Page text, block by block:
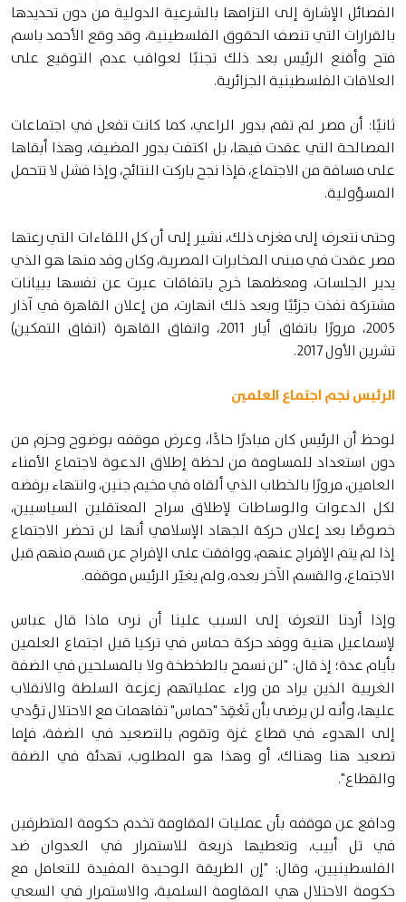
الفصائل الإشارة إلى التزامها بالشرعية الدولية من دون تحديدها
بالقرارات التي تنصف الحقوق الفلسطينية، وقد وقع الأحمد باسم
فتح وأقنع الرئيس بعد ذلك تجنبًا لعواقب عدم التوقيع على
العلاقات الفلسطينية الجزائرية.
ثانيًا: أن مصر لم تقم بدور الراعي، كما كانت تفعل في اجتماعات
المصالحة التي عقدت فيها، بل اكتفت بدور المضيف، وهذا أبقاها
على مسافة من الاجتماع، فإذا نجح باركت النتائج، وإذا فشل لا تتحمل
المسؤولية.
وحتى نتعرف إلى مغزى ذلك، نشير إلى أن كل اللقاءات التي رعتها
مصر عقدت في مبنى المخابرات المصرية، وكان وفد منها هو الذي
يدير الجلسات، ومعظمها خرج باتفاقات عبرت عن نفسها ببيانات
مشتركة نفذت جزئيًا وبعد ذلك انهارت، من إعلان القاهرة في آذار
2005، مرورًا باتفاق أيار 2011، واتفاق القاهرة (اتفاق التمكين)
تشرين الأول 2017.
الرئيس نجم اجتماع العلمين
لوحظ أن الرئيس كان مبادرًا حادًّا، وعرض موقفه بوضوح وحزم من
دون استعداد للمساومة من لحظة إطلاق الدعوة لاجتماع الأمناء
العامين، مرورًا بالخطاب الذي ألقاه في مخيم جنين، وانتهاء برفضه
لكل الدعوات والوساطات لإطلاق سراح المعتقلين السياسيين،
خصوصًا بعد إعلان حركة الجهاد الإسلامي أنها لن تحضر الاجتماع
إذا لم يتم الإفراج عنهم، ووافقت على الإفراج عن قسم منهم قبل
الاجتماع، والقسم الآخر بعده، ولم يغيّر الرئيس موقفه.
وإذا أردنا التعرف إلى السبب علينا أن نرى ماذا قال عباس
لإسماعيل هنية ووفد حركة حماس في تركيا قبل اجتماع العلمين
بأيام عدة؛ إذ قال: "لن نسمح بالطخطخة ولا بالمسلحين في الضفة
الغربية الذين يراد من وراء عملياتهم زعزعة السلطة والانقلاب
عليها، وأنه لن يرضى بأن تَعْقِدَ "حماس" تفاهمات مع الاحتلال تؤدي
إلى الهدوء في قطاع غزة وتقوم بالتصعيد في الضفة، فإما
تصعيد هنا وهناك، أو وهذا هو المطلوب، تهدئة في الضفة
والقطاع".
ودافع عن موقفه بأن عمليات المقاومة تخدم حكومة المتطرفين
في تل أبيب، وتعطيها ذريعة للاستمرار في العدوان ضد
الفلسطينيين، وقال: "إن الطريقة الوحيدة المفيدة للتعامل مع
حكومة الاحتلال هي المقاومة السلمية، والاستمرار في السعي